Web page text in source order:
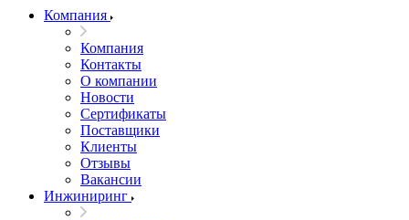
Компания
Компания
Контакты
О компании
Новости
Сертификаты
Поставщики
Клиенты
Отзывы
Вакансии
Инжиниринг